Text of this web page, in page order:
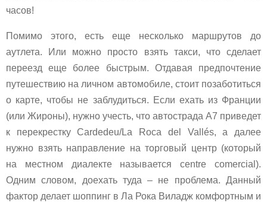
часов!
Помимо этого, есть еще несколько маршрутов до
аутлета. Или можно просто взять такси, что сделает
переезд еще более быстрым. Отдавая предпочтение
путешествию на личном автомобиле, стоит позаботиться
о карте, чтобы не заблудиться. Если ехать из Франции
(или Жироны), нужно учесть, что автострада А7 приведет
к перекрестку Cardedeu/La Roca del Vallés, а далее
нужно взять направление на торговый центр (который
на местном диалекте называется centre comercial).
Одним словом, доехать туда – не проблема. Данный
фактор делает шоппинг в Ла Рока Виладж комфортным и